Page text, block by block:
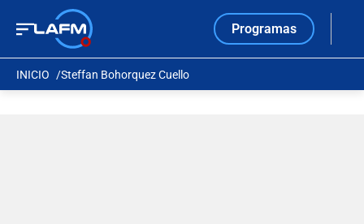
Programas
INICIO Steffan Bohorquez Cuello